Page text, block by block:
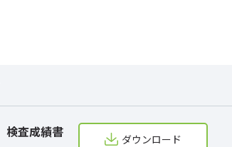
検査成績書 ダウンロード